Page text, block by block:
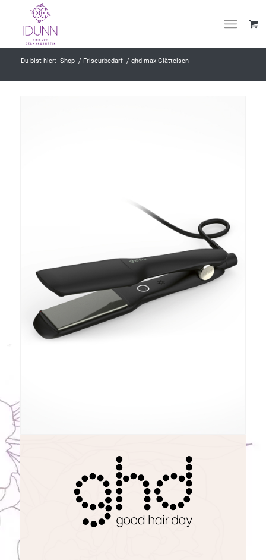
Du bist hier: Shop / Friseurbedarf / ghd max Glätteisen